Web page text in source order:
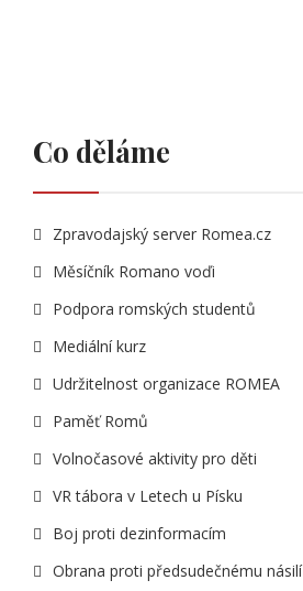
Co děláme
Zpravodajský server Romea.cz
Měsíčník Romano voďi
Podpora romských studentů
Mediální kurz
Udržitelnost organizace ROMEA
Paměť Romů
Volnočasové aktivity pro děti
VR tábora v Letech u Písku
Boj proti dezinformacím
Obrana proti předsudečnému násilí